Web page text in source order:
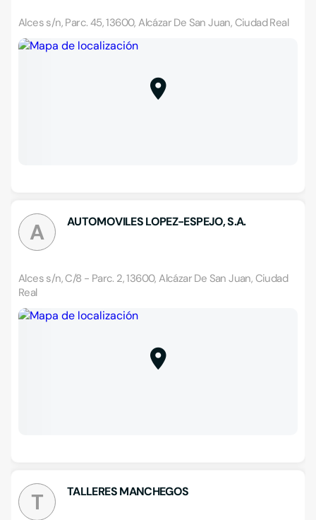
Alces s/n, Parc. 45, 13600, Alcázar De San Juan, Ciudad Real
A AUTOMOVILES LOPEZ-ESPEJO, S.A.
Alces s/n, C/8 - Parc. 2, 13600, Alcázar De San Juan, Ciudad
Real
T TALLERES MANCHEGOS